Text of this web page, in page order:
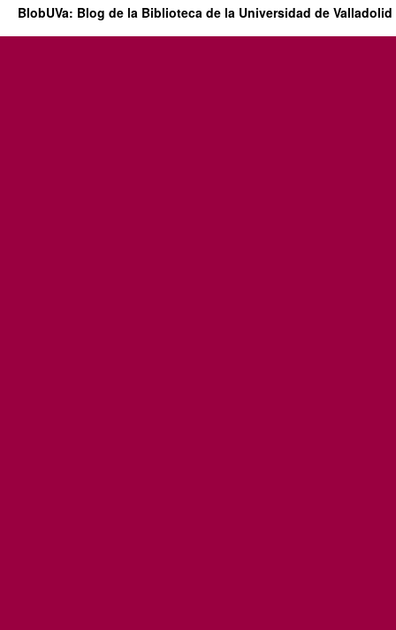
BlobUVa: Blog de la Biblioteca de la Universidad de Valladolid